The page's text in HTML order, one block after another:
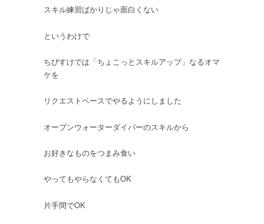
スキル練習ばかりじゃ面白くない
というわけで
ちびすけでは「ちょこっとスキルアップ」なるオマ
ケを
リクエストベースでやるようにしました
オープンウォーターダイバーのスキルから
お好きなものをつまみ食い
やってもやらなくてもOK
片手間でOK